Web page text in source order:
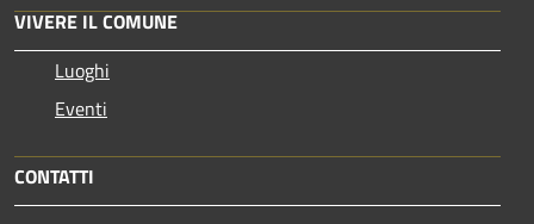
VIVERE IL COMUNE
Luoghi
Eventi
CONTATTI